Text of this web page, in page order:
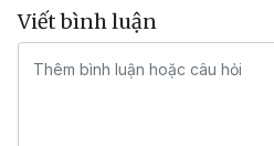
Viết bình luận